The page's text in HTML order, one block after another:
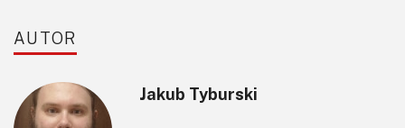
AUTOR
Jakub Tyburski